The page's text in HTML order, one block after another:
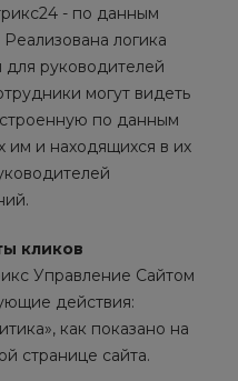
- по данным
логика
для руководителей
могут видеть
по данным
им и находящихся в их
кликов
Управление Сайтом
действия:
как показано на
странице сайта.